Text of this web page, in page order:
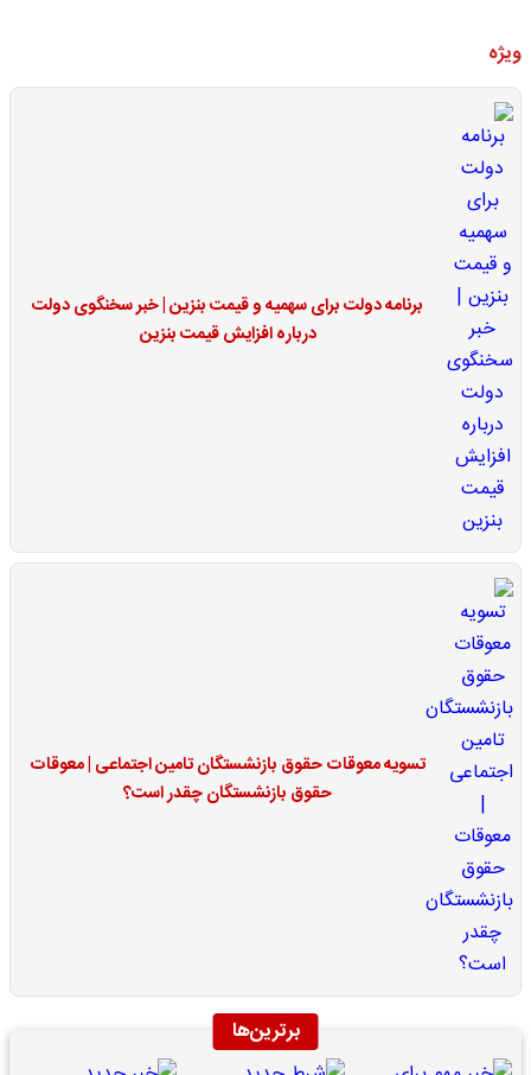
ویژه
برنامه دولت برای سهمیه و قیمت بنزین | خبر سخنگوی دولت
درباره افزایش قیمت بنزین
تسویه معوقات حقوق بازنشستگان تامین اجتماعی | معوقات
حقوق بازنشستگان چقدر است؟
برترین‌ها